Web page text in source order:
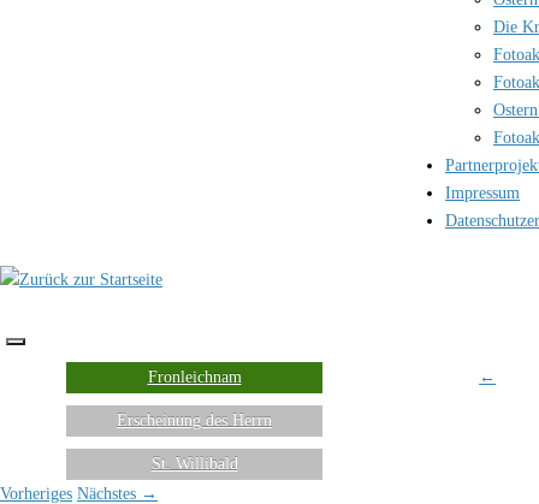
Die
Impressum
Fronleichnam
Erscheinung des Herrn
St. Willibald
←
Vorheriges Nächstes →